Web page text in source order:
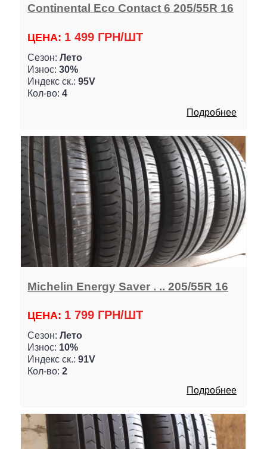
Continental Eco Contact 6 205/55R 16
ЦЕНА: 1 499 ГРН/ШТ
Сезон: Лето
Износ: 30%
Индекс ск.: 95V
Кол-во: 4
Подробнее
Michelin Energy Saver . .. 205/55R 16
ЦЕНА: 1 799 ГРН/ШТ
Сезон: Лето
Износ: 10%
Индекс ск.: 91V
Кол-во: 2
Подробнее